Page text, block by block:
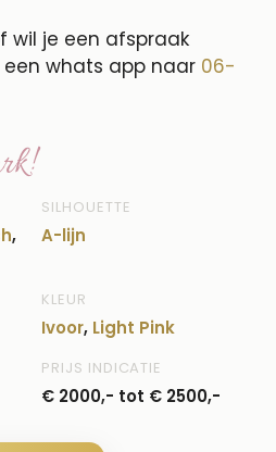
wil je een afspraak
whats app naar 06-
,
SILHOUETTE
A-lijn
KLEUR
Ivoor, Light Pink
PRIJS INDICATIE
€ 2000,- tot € 2500,-